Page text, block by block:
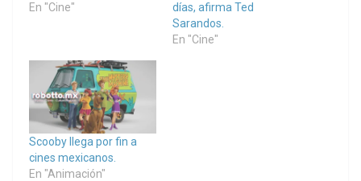
En "Cine"
días, afirma Ted
Sarandos.
En "Cine"
Scooby llega por fin a
cines mexicanos.
En "Animación"